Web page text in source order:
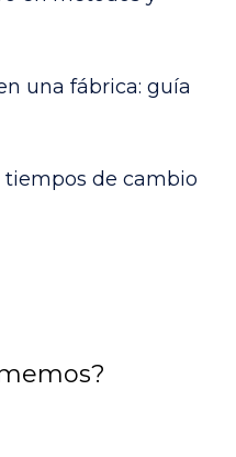
una fábrica: guía
tiempos de cambio